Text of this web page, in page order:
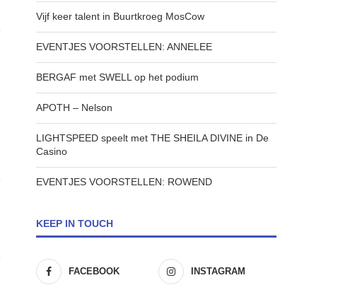
Vijf keer talent in Buurtkroeg MosCow
EVENTJES VOORSTELLEN: ANNELEE
BERGAF met SWELL op het podium
APOTH – Nelson
LIGHTSPEED speelt met THE SHEILA DIVINE in De
Casino
EVENTJES VOORSTELLEN: ROWEND
KEEP IN TOUCH
FACEBOOK INSTAGRAM